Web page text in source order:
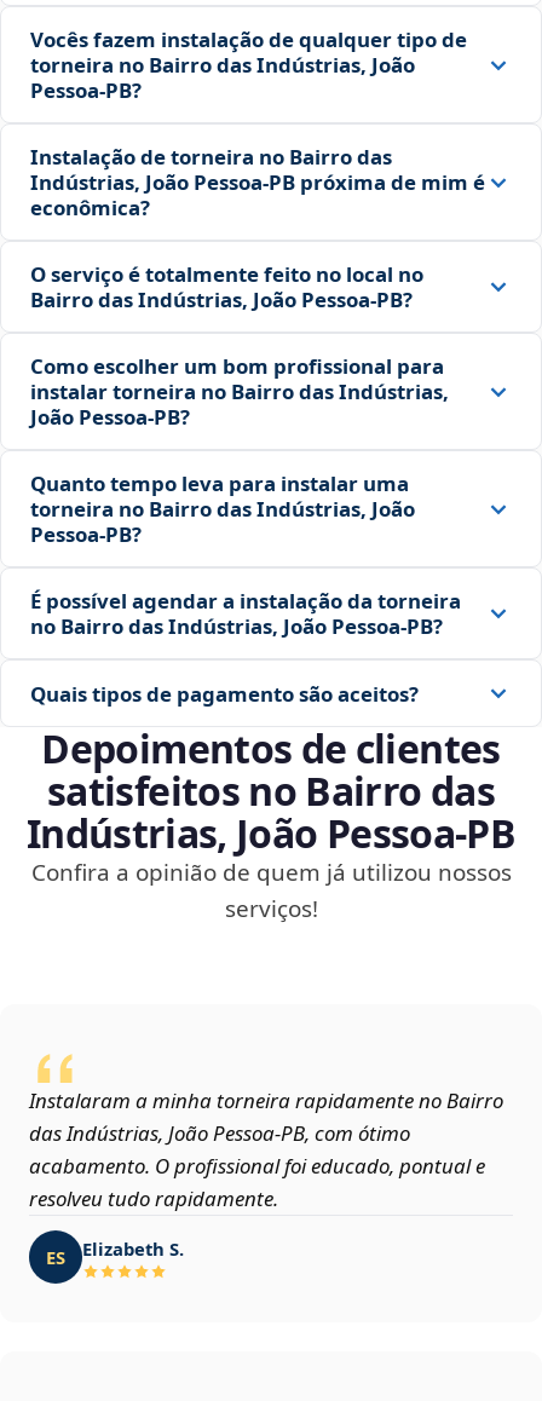
Vocês fazem instalação de qualquer tipo de
torneira no Bairro das Indústrias, João
Pessoa‑PB?
Instalação de torneira no Bairro das
Indústrias, João Pessoa‑PB próxima de mim é
econômica?
O serviço é totalmente feito no local no
Bairro das Indústrias, João Pessoa‑PB?
Como escolher um bom profissional para
instalar torneira no Bairro das Indústrias,
João Pessoa‑PB?
Quanto tempo leva para instalar uma
torneira no Bairro das Indústrias, João
Pessoa‑PB?
É possível agendar a instalação da torneira
no Bairro das Indústrias, João Pessoa‑PB?
Quais tipos de pagamento são aceitos?
Depoimentos de clientes
satisfeitos no Bairro das
Indústrias, João Pessoa‑PB
Confira a opinião de quem já utilizou nossos
serviços!
Instalaram a minha torneira rapidamente no Bairro
das Indústrias, João Pessoa‑PB, com ótimo
acabamento. O profissional foi educado, pontual e
resolveu tudo rapidamente.
ES Elizabeth S.